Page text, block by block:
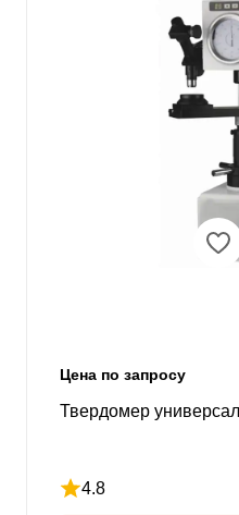
Цена по запросу
Твердомер
4.8
Рейтинг 4.8 из 5